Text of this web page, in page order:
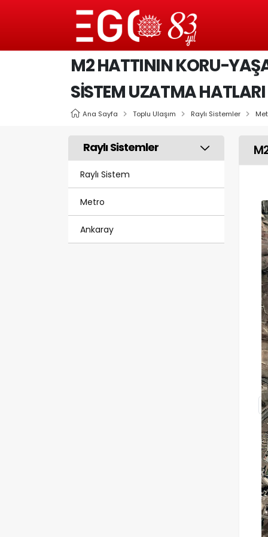
M2 HATTININ KORU-
SISTEM UZATMA HATLARI
Ana Sayfa Toplu Ulaşım Raylı Sistemler
Raylı Sistemler
Raylı Sistem
Metro
Ankaray